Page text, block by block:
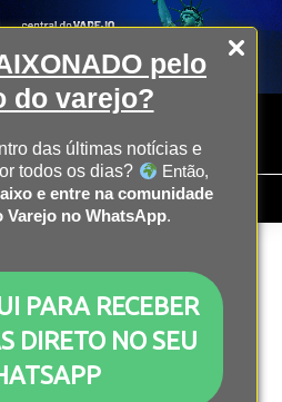
pelo
do varejo?
das últimas notícias e
todos os dias?
Então,
e entre na comunidade
Varejo no WhatsApp.
PARA RECEBER
DIRETO NO SEU
lojas físicas será destaque no
diz especialista
de ponta a ponta favorece as